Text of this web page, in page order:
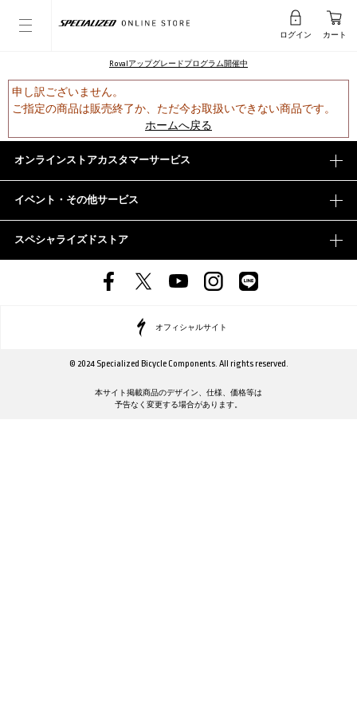
ログイン カート
Rovalアップグレードプログラム開催中
申し訳ございません。
ご指定の商品は販売終了か、ただ今お取扱いできない商品です。
ホームへ戻る
オンラインストアカスタマーサービス
イベント・その他サービス
スペシャライズドストア
オフィシャルサイト
© 2024 Specialized Bicycle Components. All rights reserved.
本サイト掲載商品のデザイン、仕様、価格等は
予告なく変更する場合があります。